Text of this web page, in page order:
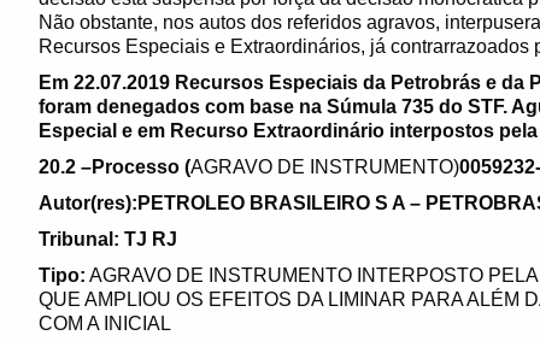
Não obstante, nos autos dos referidos agravos,
Recursos Especiais e Extraordinários, já
Em 22.07.2019 Recursos Especiais da Petrobrás e
foram denegados com base na Súmula 735 do STF.
Especial e em Recurso Extraordinário interpostos
20.2 –Processo (AGRAVO DE INSTRUMENTO)
Autor(res):PETROLEO BRASILEIRO S A –
Tribunal: TJ RJ
Tipo: AGRAVO DE INSTRUMENTO INTERPOSTO
QUE AMPLIOU OS EFEITOS DA LIMINAR PARA ALÉM
COM A INICIAL